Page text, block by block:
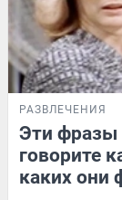
РАЗВЛЕЧЕНИЯ
Эти фразы
говорите
каких они